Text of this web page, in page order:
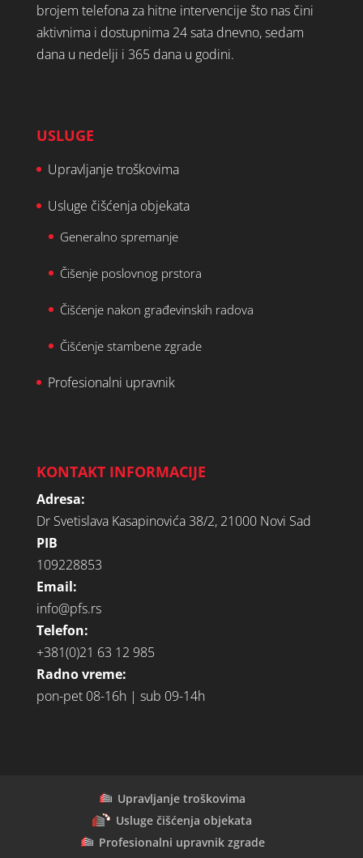
brojem telefona za hitne intervencije što nas čini
aktivnima i dostupnima 24 sata dnevno, sedam
dana u nedelji i 365 dana u godini.
USLUGE
Upravljanje troškovima
Usluge čišćenja objekata
Generalno spremanje
Čišenje poslovnog prstora
Čišćenje nakon građevinskih radova
Čišćenje stambene zgrade
Profesionalni upravnik
KONTAKT INFORMACIJE
Adresa:
Dr Svetislava Kasapinovića 38/2, 21000 Novi Sad
PIB
109228853
Email:
info@pfs.rs
Telefon:
+381(0)21 63 12 985
Radno vreme:
pon-pet 08-16h | sub 09-14h
Upravljanje troškovima
Usluge čišćenja objekata
Profesionalni upravnik zgrade